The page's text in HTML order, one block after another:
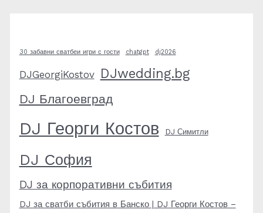
30 забавни сватбеи игри с гости chatgpt dj2026
DJGeorgiKostov DJwedding.bg
DJ Благоевград
DJ Георги Костов DJ Симитли
DJ София
DJ за корпоративни събития
DJ за сватби събития в Банско | DJ Георги Костов –